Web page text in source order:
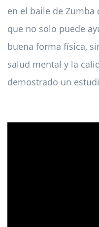
en el baile de Zumba
que no solo puede
buena forma física,
salud mental y la
demostrado un